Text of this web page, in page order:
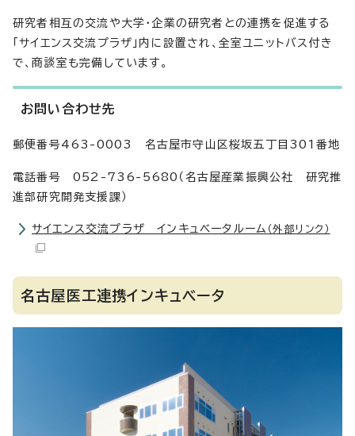
研究者相互の交流や大学・企業の研究者との連携を促進する
「サイエンス交流プラザ」内に設置され、全室ユニットバス付き
で、商談室も完備しています。
お問い合わせ先
郵便番号463-0003 名古屋市守山区桜坂五丁目301番地
電話番号 052-736-5680（名古屋産業振興公社 研究推
進部研究開発支援課）
サイエンス交流プラザ インキュベータルーム （外部リンク）
名古屋医工連携インキュベータ